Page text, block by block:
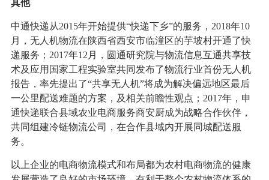
其他
中通快递从2015年开始提供“快递下乡”的服务，2018年10
月，无人机物流在陕西省西安市临潼区的芋坡村开通了快
递服务；2017年12月，圆通研究院与物流信息互通共享技
术及应用国家工程实验室共同发布了物流行业首份无人机
报告，率先提出了“共享无人机”将成为解决偏远地区最后
一公里配送难题的方案，及相关前瞻性观点；2017年，申
通快递联合县域农业电商服务商安厨成为战略合作伙伴，
共同组建冷链物流公司，在合作县域内开展同城配送服
务。
以上企业的电商物流模式和布局都为农村电商物流的健康